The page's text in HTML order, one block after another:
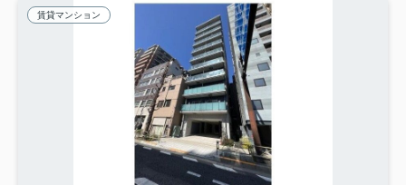
賃貸マンション